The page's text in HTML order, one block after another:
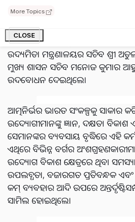
More Topics
CLOSE
ରାଷ୍ଟ୍ରମନ୍ତ୍ରୀ (ସ୍ୱାଧୀନ) ଶ୍ରୀ ଜୟନ୍ତ
ଯୋଗ ଦେଇ ଉଦ୍ୟୋଗୀମାନଙ୍କୁ
ଅତିଥି ଭାବେ ଓଡ଼ିଶା ସରକାରଙ୍କ ଶିଳ୍ପ,
ବୈଷୟିକ ଶିକ୍ଷା ମନ୍ତ୍ରୀ ସମ୍ପଦ ଚନ୍ଦ୍ର ସ୍ୱାଇଁ,
ଉଦ୍ୟମିତା ମନ୍ତ୍ରଣାଳୟର ସଚିବ ଶ୍ରୀ
ମୁଖ୍ୟ ଶାସନ ସଚିବ ମନୋଜ କୁମାର
ଉଦବୋଧନ ଦେଇଥିଲେ।
ଆତ୍ମନିର୍ଭର ଭାରତ ସଂକଳ୍ପକୁ ସାକାର
ଉଦ୍ୟୋଗୀମାନଙ୍କୁ ଜ୍ଞାନ, ଦକ୍ଷତା
ସେମାନଙ୍କର ବ୍ୟବସାୟ ବୃଦ୍ଧିରେ ଏହି
ଏଥିରେ ବିଭିନ୍ନ ବର୍ଗର
ଉଦ୍ୟୋଗ ବିକାଶ କ୍ଷେତ୍ରରେ ଥିବା
ଉପଲବ୍ଧତା, ବଜାରଗତ ପ୍ରତିବନ୍ଧକ
କମ୍ ବ୍ୟବହାର ଆଦି ଉପରେ
ସାମିଲ ହୋଇଥିଲେ।